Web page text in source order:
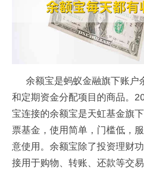
余额宝是蚂蚁金融旗下账户
和定期资金分配项目的商品。
宝连接的余额宝是天虹基金旗
票基金，使用简单，门槛低，
意使用。余额宝除了投资理财
接用于购物、转账、还款等交